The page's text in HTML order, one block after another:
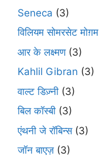
Seneca (3)
विलियम सोमरसेट मोग़म
आर के लक्ष्मण(3)
Kahlil Gibran (3)
वाल्ट डिज़्नी (3)
बिल कॉस्बी (3)
एंथनी जे रॉबिन्स(3)
जॉन बाएज़ (3)